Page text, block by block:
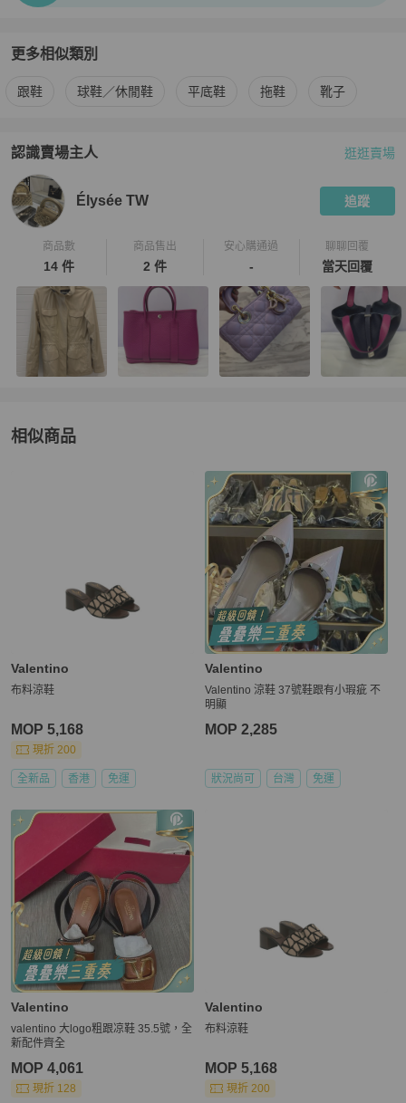
更多相似類別
更多Valentino女鞋相似商品推薦
跟鞋 球鞋／休閒鞋 平底鞋 拖鞋 靴子
認識賣場主人
PopChill 拍拍圈嚴選賣家
逛逛賣場
Élysée TW 追蹤
商品數
14 件
商品售出
2 件
安心購通過
-
聊聊回覆
當天回覆
相似商品
Valentino
布料涼鞋
MOP 5,168
現折 200
全新品 香港 免運
Valentino
Valentino 涼鞋 37號鞋跟有小瑕疵 不
明顯
MOP 2,285
狀況尚可 台灣 免運
Valentino
valentino 大logo粗跟凉鞋 35.5號，全
新配件齊全
MOP 4,061
現折 128
Valentino
布料涼鞋
MOP 5,168
現折 200